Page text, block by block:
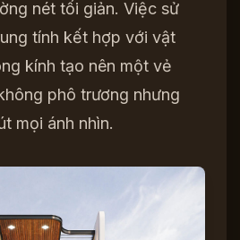
nét tối giản. Việc sử
tính kết hợp với vật
kính tạo nên một vẻ
phô trương nhưng
mọi ánh nhìn.